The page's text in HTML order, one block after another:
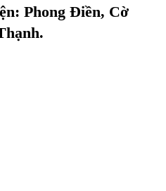
Phong Điền, Cờ